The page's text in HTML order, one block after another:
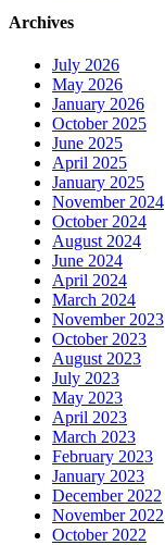
Archives
July 2026
May 2026
January 2026
October 2025
June 2025
April 2025
January 2025
November 2024
October 2024
August 2024
June 2024
April 2024
March 2024
November 2023
October 2023
August 2023
July 2023
May 2023
April 2023
March 2023
February 2023
January 2023
December 2022
November 2022
October 2022